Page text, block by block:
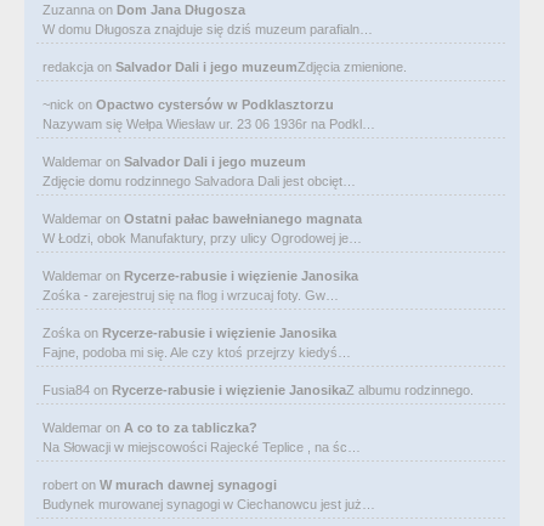
Zuzanna on Dom Jana Długosza
W domu Długosza znajduje się dziś muzeum parafialn…
redakcja on Salvador Dali i jego muzeumZdjęcia zmienione.
~nick on Opactwo cystersów w Podklasztorzu
Nazywam się Wełpa Wiesław ur. 23 06 1936r na Podkl…
Waldemar on Salvador Dali i jego muzeum
Zdjęcie domu rodzinnego Salvadora Dali jest obcięt…
Waldemar on Ostatni pałac bawełnianego magnata
W Łodzi, obok Manufaktury, przy ulicy Ogrodowej je…
Waldemar on Rycerze-rabusie i więzienie Janosika
Zośka - zarejestruj się na flog i wrzucaj foty. Gw…
Zośka on Rycerze-rabusie i więzienie Janosika
Fajne, podoba mi się. Ale czy ktoś przejrzy kiedyś…
Fusia84 on Rycerze-rabusie i więzienie JanosikaZ albumu rodzinnego.
Waldemar on A co to za tabliczka?
Na Słowacji w miejscowości Rajecké Teplice , na śc…
robert on W murach dawnej synagogi
Budynek murowanej synagogi w Ciechanowcu jest już…